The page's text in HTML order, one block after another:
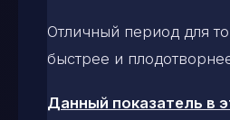
Отличный период для
быстрее и
Данный показатель в